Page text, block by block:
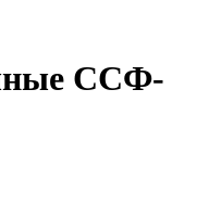
ССФ-